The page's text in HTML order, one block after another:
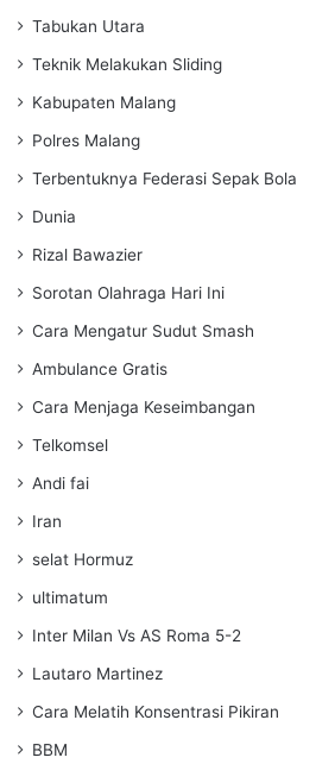
Tabukan Utara
Teknik Melakukan Sliding
Kabupaten Malang
Polres Malang
Terbentuknya Federasi Sepak Bola
Dunia
Rizal Bawazier
Sorotan Olahraga Hari Ini
Cara Mengatur Sudut Smash
Ambulance Gratis
Cara Menjaga Keseimbangan
Telkomsel
Andi fai
Iran
selat Hormuz
ultimatum
Inter Milan Vs AS Roma 5-2
Lautaro Martinez
Cara Melatih Konsentrasi Pikiran
BBM